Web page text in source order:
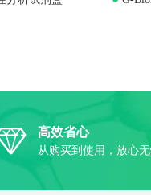
高效省心
从购买到使用，放心